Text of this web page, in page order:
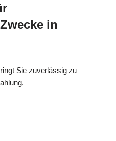
in
Sie zuverlässig zu